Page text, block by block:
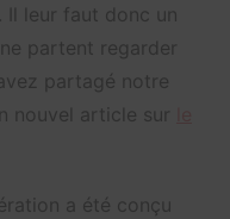
Il leur faut donc un
partent regarder
partagé notre
nouvel article sur
a été conçu